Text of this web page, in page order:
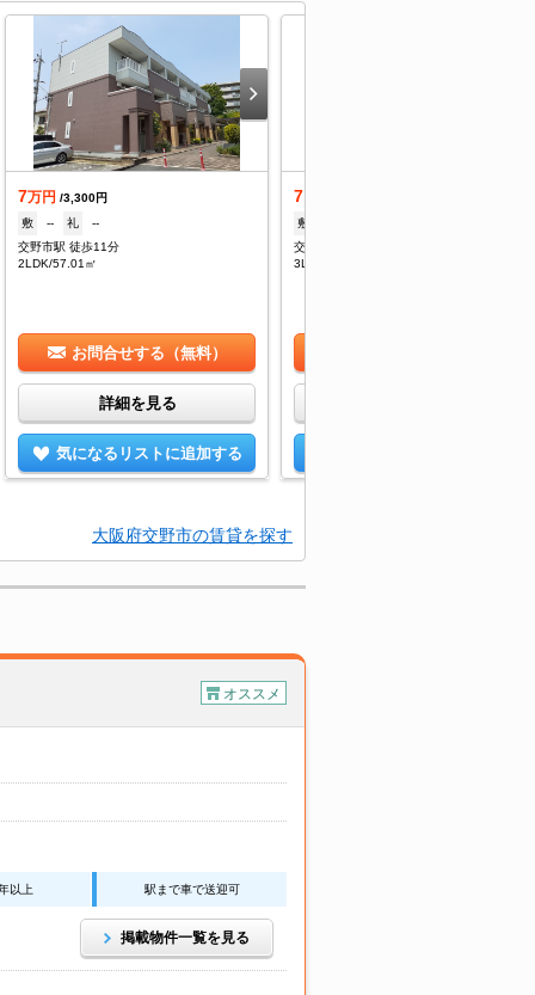
7万円 /3,300円
敷
-- 礼
--
交野市駅 徒歩11分
2LDK/57.01㎡
お問合せする（無料）
詳細を見る
気になるリストに追加する
7.1
敷
交野市駅 徒歩8分
3LDK/60.48㎡
大阪府交野市の賃貸を探す
オススメ
以上 駅まで車で送迎可
掲載物件一覧を見る